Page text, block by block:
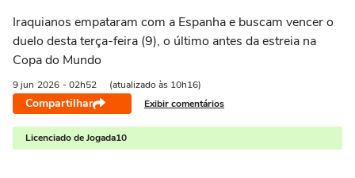
Iraquianos empataram com a Espanha e buscam vencer o
duelo desta terça-feira (9), o último antes da estreia na
Copa do Mundo
9 jun 2026 - 02h52 (atualizado às 10h16)
Compartilhar Exibir comentários
Licenciado de Jogada10